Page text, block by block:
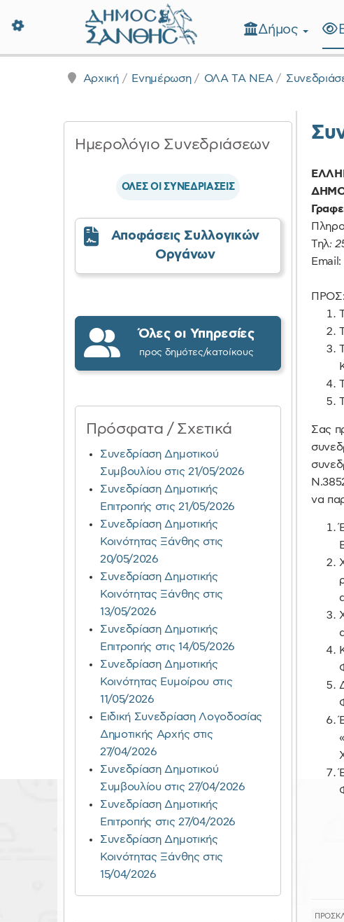
Δήμος Ξάνθης - Επίσημη
Δήμος
Αρχική Ενημέρωση ΟΛΑ ΤΑ ΝΕΑ
Τηλ:
Email:
ΠΡΟΣ:
Σας
να
Ημερολόγιο Συνεδριάσεων
ΟΛΕΣ ΟΙ ΣΥΝΕΔΡΙΑΣΕΙΣ
Αποφάσεις Συλλογικών
Οργάνων
Όλες οι Υπηρεσίες
προς δημότες/κατοίκους
Πρόσφατα / Σχετικά
Συνεδρίαση Δημοτικού
Συμβουλίου στις 21/05/2026
Συνεδρίαση Δημοτικής
Επιτροπής στις 21/05/2026
Συνεδρίαση Δημοτικής
Κοινότητας Ξάνθης στις
20/05/2026
Συνεδρίαση Δημοτικής
Κοινότητας Ξάνθης στις
13/05/2026
Συνεδρίαση Δημοτικής
Επιτροπής στις 14/05/2026
Συνεδρίαση Δημοτικής
Κοινότητας Ευμοίρου στις
11/05/2026
Ειδική Συνεδρίαση Λογοδοσίας
Δημοτικής Αρχής στις
27/04/2026
Συνεδρίαση Δημοτικού
Συμβουλίου στις 27/04/2026
Συνεδρίαση Δημοτικής
Επιτροπής στις 27/04/2026
Συνεδρίαση Δημοτικής
Κοινότητας Ξάνθης στις
15/04/2026